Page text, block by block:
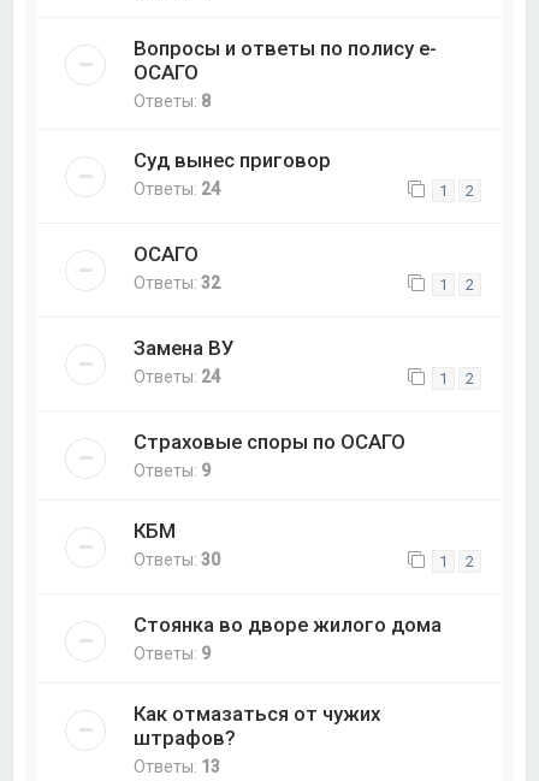
Вопросы и ответы по полису е-
ОСАГО
Ответы: 8
Суд вынес приговор
Ответы: 24 1 2
ОСАГО
Ответы:32 1 2
Замена ВУ
Ответы: 24 1 2
Страховые споры по ОСАГО
Ответы: 9
КБМ
Ответы:30 1 2
Стоянка во дворе жилого дома
Ответы: 9
Как отмазаться от чужих
штрафов?
Ответы: 13